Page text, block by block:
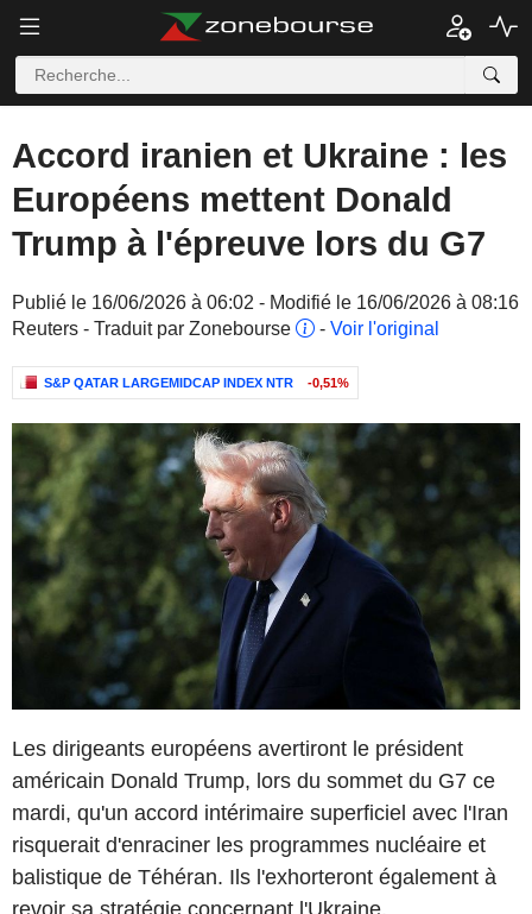
Accord iranien et Ukraine : les
Européens mettent Donald
Trump à l'épreuve lors du G7
Publié le 16/06/2026 à 06:02 - Modifié le 16/06/2026 à 08:16
Reuters - Traduit par Zonebourse
- Voir l'original
S&P QATAR LARGEMIDCAP INDEX NTR -0,51%
Les dirigeants européens avertiront le président
américain Donald Trump, lors du sommet du G7 ce
mardi, qu'un accord intérimaire superficiel avec l'Iran
risquerait d'enraciner les programmes nucléaire et
balistique de Téhéran. Ils l'exhorteront également à
revoir sa stratégie concernant l'Ukraine.